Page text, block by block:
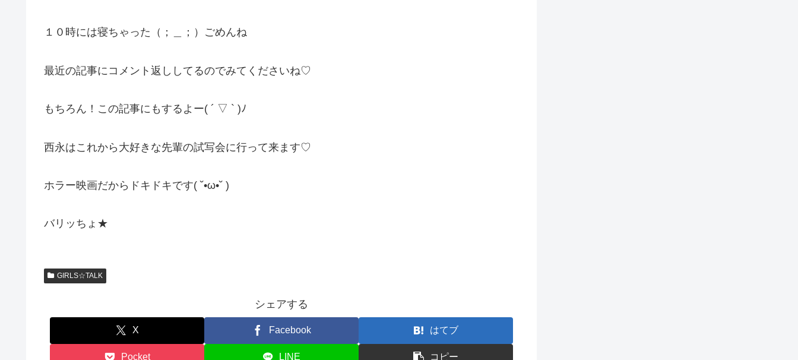
１０時には寝ちゃった（；＿；）ごめんね
最近の記事にコメント返ししてるのでみてくださいね♡
もちろん！この記事にもするよー( ´ ▽ ` )ﾉ
西永はこれから大好きな先輩の試写会に行って来ます♡
ホラー映画だからドキドキです( ˘•ω•˘ )
バリッちょ★
GIRLS☆TALK
シェアする
X Facebook はてブ
Pocket LINE コピー